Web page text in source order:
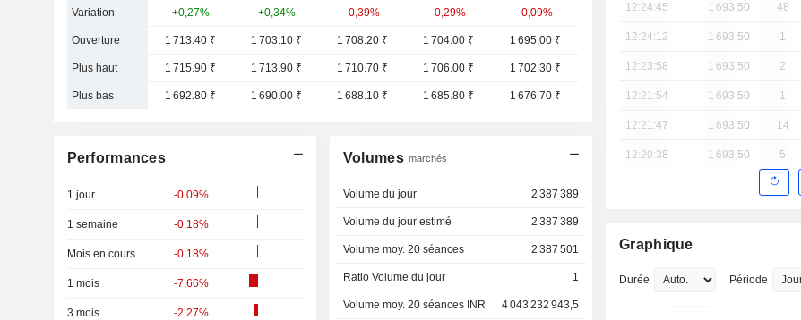
Variation +0,27% +0,34% -0,39% -0,29% -0,09%
Ouverture 1 713.40 ₹ 1 703.10 ₹ 1 708.20 ₹ 1 704.00 ₹ 1 695.00 ₹
Plus haut 1 715.90 ₹ 1 713.90 ₹ 1 710.70 ₹ 1 706.00 ₹ 1 702.30 ₹
Plus bas 1 692.80 ₹ 1 690.00 ₹ 1 688.10 ₹ 1 685.80 ₹ 1 676.70 ₹
Performances
1 jour -0,09%
1 semaine -0,18%
Mois en cours -0,18%
1 mois -7,66%
3 mois -2,27%
Volumes marchés
Volume du jour 2 387 389
Volume du jour estimé 2 387 389
Volume moy. 20 séances 2 387 501
Ratio Volume du jour 1
Volume moy. 20 séances INR 4 043 232 943,5
12:24:45 1 693,50 48
12:24:12 1 693,50 1
12:23:58 1 693,50 2
12:21:54 1 693,50 1
12:21:47 1 693,50 14
12:20:38 1 693,50 5
Graphique
Durée Période